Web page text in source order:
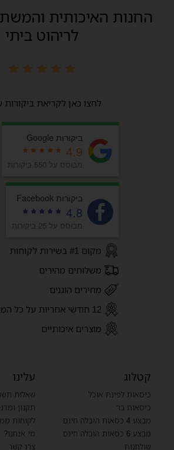
החנות האיכותית
לריהוט ביתי
★
★
★
★
★
לחצו כאן לקריאת ביקורות
ביקורות Google
4.9
מבוסס על 550 ביקורות
ביקורות Facebook
4.8
מבוסס על 25 ביקורות
מקום #1 בשירות לקוחות
משלוחים מהירים
מחירים הוגנים
12 חודשי אחריות על כל המוצרים
מוצרים איכותיים
קטלוג
כיסאות לפינת אוכל
כיסאות בר
מבצע 4 כסאות הובלה חינם
מבצע 6 כסאות הובלה חינם
שולחנות
עלינו
שאלות
תקנון
לקוחות
מי אנחנו?
צרו קשר